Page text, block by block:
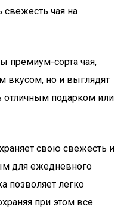
свежесть чая на
премиум-сорта чая,
вкусом, но и выглядят
отличным подарком или
свою свежесть и
для ежедневного
позволяет легко
при этом все